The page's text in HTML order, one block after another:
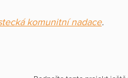
komunitní nadace.